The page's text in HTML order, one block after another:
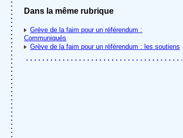
Dans la même rubrique
Grève de la faim pour un référendum :
Communiqués
Grève de la faim pour un référendum : les soutiens